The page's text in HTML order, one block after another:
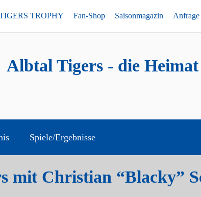
TROPHY Fan-Shop Saisonmagazin Anfrage
Albtal Tigers - die
Spiele/Ergebnisse
mit Christian “Blacky”